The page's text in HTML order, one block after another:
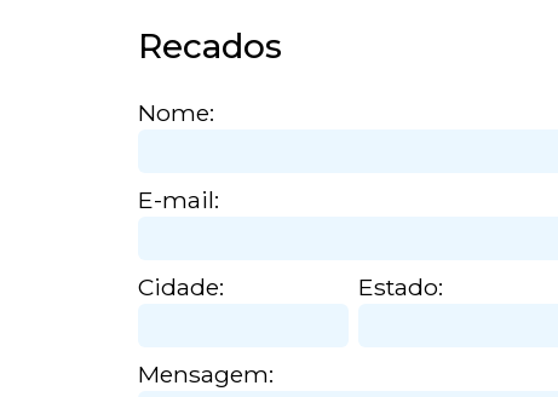
Recados
Nome:
E-mail:
Cidade: Estado:
Mensagem: